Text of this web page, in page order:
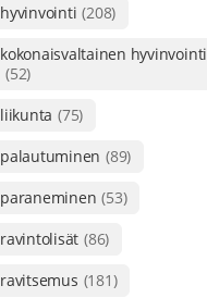
hyvinvointi (208)
kokonaisvaltainen hyvinvointi
(52)
liikunta (75)
palautuminen (89)
paraneminen (53)
ravintolisät (86)
ravitsemus (181)